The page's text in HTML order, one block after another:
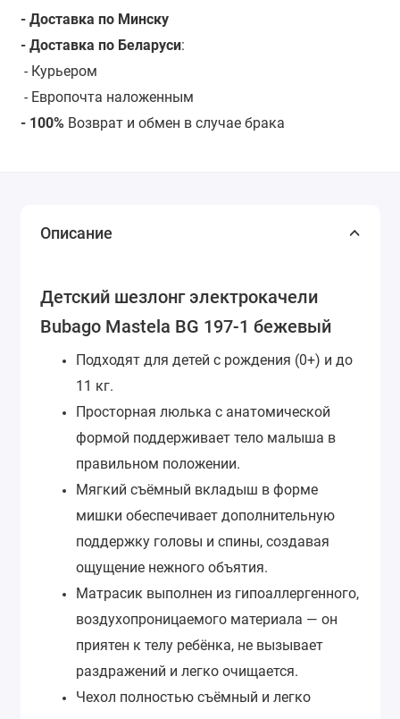
- Доставка по Минску
- Доставка по Беларуси:
- Курьером
- Европочта наложенным
- 100% Возврат и обмен в случае брака
Описание
Детский шезлонг электрокачели
Bubago Mastela BG 197-1 бежевый
Подходят для детей с рождения (0+) и до
11 кг.
Просторная люлька с анатомической
формой поддерживает тело малыша в
правильном положении.
Мягкий съёмный вкладыш в форме
мишки обеспечивает дополнительную
поддержку головы и спины, создавая
ощущение нежного объятия.
Матрасик выполнен из гипоаллергенного,
воздухопроницаемого материала — он
приятен к телу ребёнка, не вызывает
раздражений и легко очищается.
Чехол полностью съёмный и легко